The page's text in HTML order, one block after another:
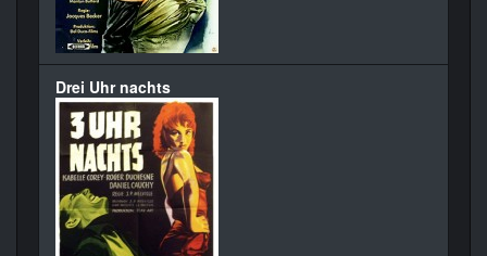
Drei Uhr nachts